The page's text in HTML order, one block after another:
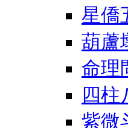
星僑
葫蘆
命理
四柱
紫微